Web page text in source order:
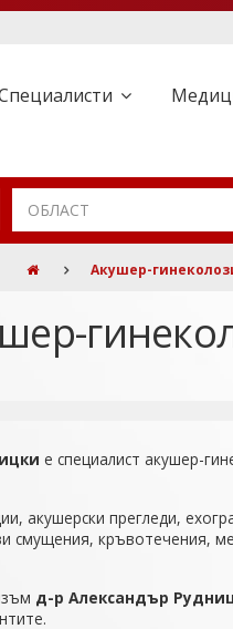
ОБЛАСТ
Акушер-
е специалист акушер-
акушерски прегледи,
смущения, кръвотечения,
д-р Александър